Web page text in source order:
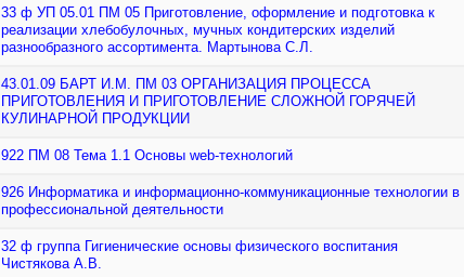
33 ф УП 05.01 ПМ 05 Приготовление, оформление и подготовка к
реализации хлебобулочных, мучных кондитерских изделий
разнообразного ассортимента. Мартынова С.Л.
43.01.09 БАРТ И.М. ПМ 03 ОРГАНИЗАЦИЯ ПРОЦЕССА
ПРИГОТОВЛЕНИЯ И ПРИГОТОВЛЕНИЕ СЛОЖНОЙ ГОРЯЧЕЙ
КУЛИНАРНОЙ ПРОДУКЦИИ
922 ПМ 08 Тема 1.1 Основы web-технологий
926 Информатика и информационно-коммуникационные технологии в
профессиональной деятельности
32 ф группа Гигиенические основы физического воспитания
Чистякова А.В.